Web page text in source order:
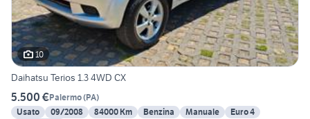
10
Daihatsu Terios 1.3 4WD CX
5.500 €Palermo(PA)
Usato
09/2008 84000 Km Benzina Manuale Euro 4